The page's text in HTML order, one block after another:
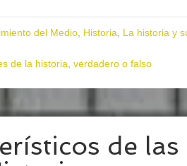
del Medio Historia La historia y
de la historia verdadero o falso
de